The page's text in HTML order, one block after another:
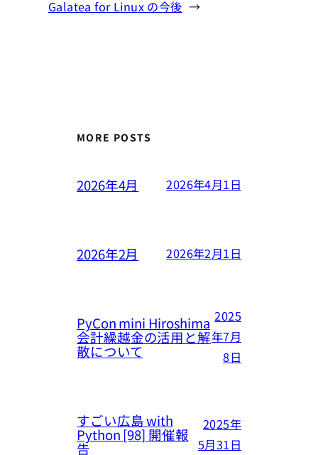
Galatea for Linux の今後 →
MORE POSTS
2026年4月 2026年4月1日
2026年2月 2026年2月1日
PyCon mini Hiroshima
会計繰越金の活用と解
散について
2025
年7月
8日
すごい広島 with
Python [98] 開催報
告
2025年
5月31日